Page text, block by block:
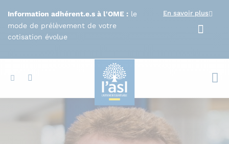
Information adhérent.e.s à l'OME : le
mode de prélèvement de votre
cotisation évolue
En savoir plus